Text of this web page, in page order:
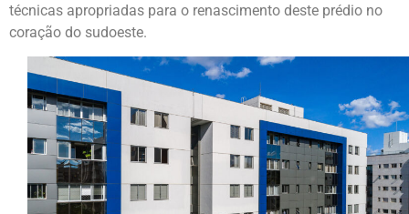
técnicas apropriadas para o renascimento deste prédio no
coração do sudoeste.